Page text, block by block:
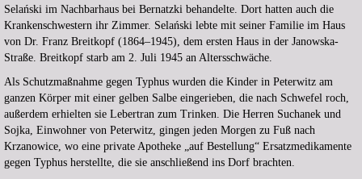
Selański im Nachbarhaus bei Bernatzki behandelte. Dort hatten auch die
Krankenschwestern ihr Zimmer. Selański lebte mit seiner Familie im Haus
von Dr. Franz Breitkopf (1864–1945), dem ersten Haus in der Janowska-
Straße. Breitkopf starb am 2. Juli 1945 an Altersschwäche.
Als Schutzmaßnahme gegen Typhus wurden die Kinder in Peterwitz am
ganzen Körper mit einer gelben Salbe eingerieben, die nach Schwefel roch,
außerdem erhielten sie Lebertran zum Trinken. Die Herren Suchanek und
Sojka, Einwohner von Peterwitz, gingen jeden Morgen zu Fuß nach
Krzanowice, wo eine private Apotheke „auf Bestellung“ Ersatzmedikamente
gegen Typhus herstellte, die sie anschließend ins Dorf brachten.